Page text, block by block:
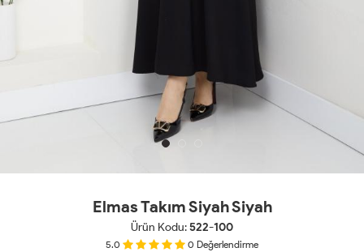
Elmas Takım Siyah Siyah
Ürün Kodu:522-100
5.0 0 Değerlendirme